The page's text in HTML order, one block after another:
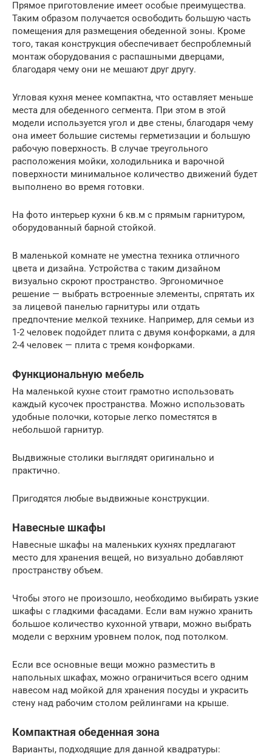
Прямое приготовление имеет особые преимущества.
Таким образом получается освободить большую часть
помещения для размещения обеденной зоны. Кроме
того, такая конструкция обеспечивает беспроблемный
монтаж оборудования с распашными дверцами,
благодаря чему они не мешают друг другу.
Угловая кухня менее компактна, что оставляет меньше
места для обеденного сегмента. При этом в этой
модели используется угол и две стены, благодаря чему
она имеет большие системы герметизации и большую
рабочую поверхность. В случае треугольного
расположения мойки, холодильника и варочной
поверхности минимальное количество движений будет
выполнено во время готовки.
На фото интерьер кухни 6 кв.м с прямым гарнитуром,
оборудованный барной стойкой.
В маленькой комнате не уместна техника отличного
цвета и дизайна. Устройства с таким дизайном
визуально скроют пространство. Эргономичное
решение — выбрать встроенные элементы, спрятать их
за лицевой панелью гарнитуры или отдать
предпочтение мелкой технике. Например, для семьи из
1-2 человек подойдет плита с двумя конфорками, а для
2-4 человек — плита с тремя конфорками.
Функциональную мебель
На маленькой кухне стоит грамотно использовать
каждый кусочек пространства. Можно использовать
удобные полочки, которые легко поместятся в
небольшой гарнитур.
Выдвижные столики выглядят оригинально и
практично.
Пригодятся любые выдвижные конструкции.
Навесные шкафы
Навесные шкафы на маленьких кухнях предлагают
место для хранения вещей, но визуально добавляют
пространству объем.
Чтобы этого не произошло, необходимо выбирать узкие
шкафы с гладкими фасадами. Если вам нужно хранить
большое количество кухонной утвари, можно выбрать
модели с верхним уровнем полок, под потолком.
Если все основные вещи можно разместить в
напольных шкафах, можно ограничиться всего одним
навесом над мойкой для хранения посуды и украсить
стену над рабочим столом рейлингами на крыше.
Компактная обеденная зона
Варианты, подходящие для данной квадратуры: